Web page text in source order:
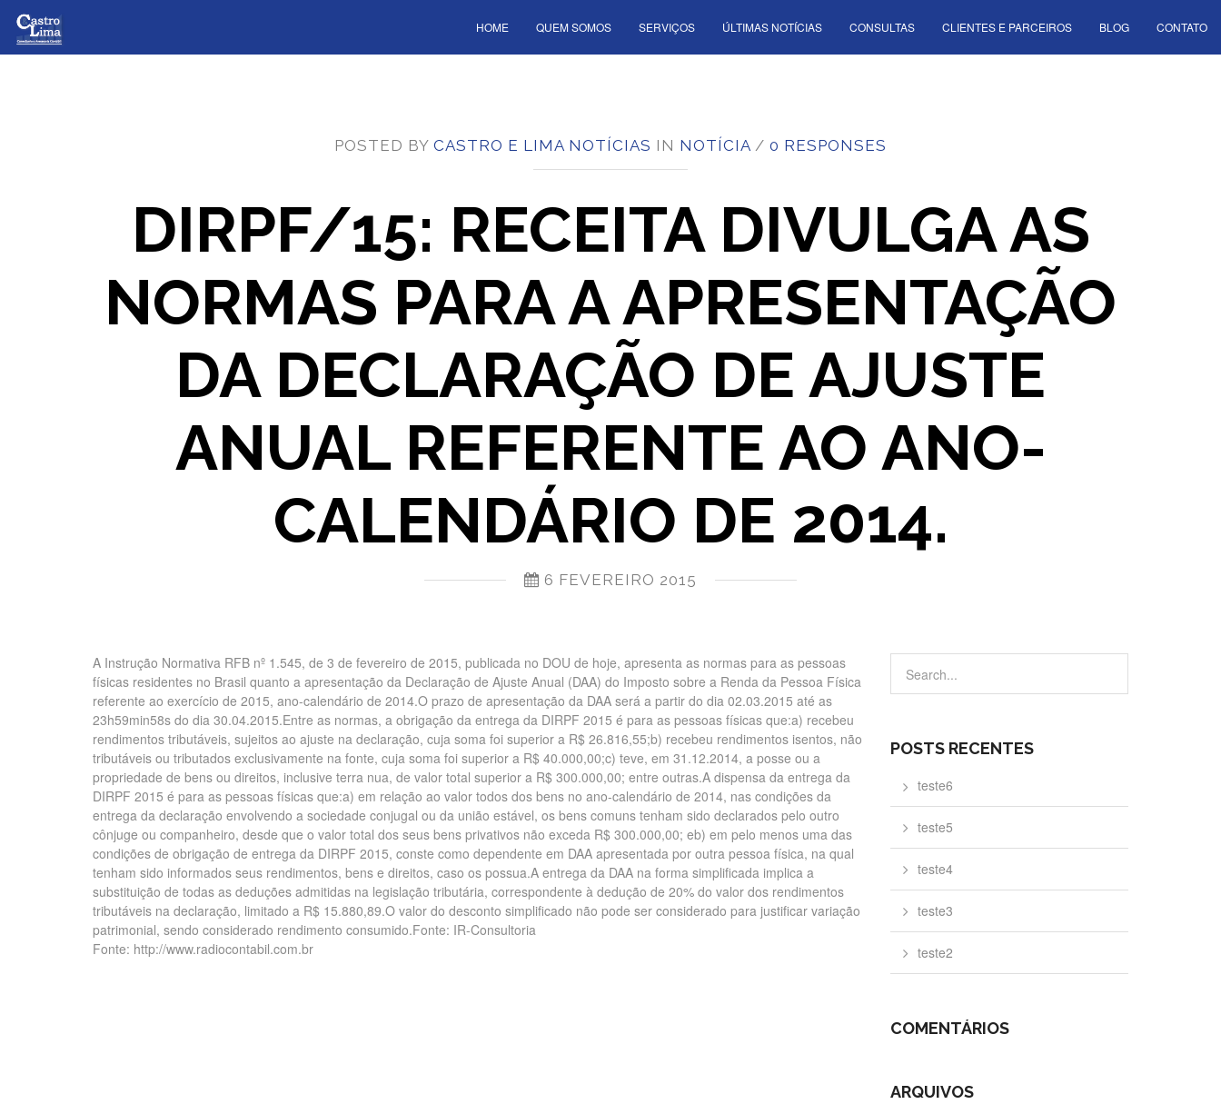
HOME QUEM SOMOS SERVIÇOS ÚLTIMAS NOTÍCIAS CONSULTAS CLIENTES E PARCEIROS BLOG CONTATO
POSTED BY CASTRO E LIMA NOTÍCIAS IN NOTÍCIA / 0 RESPONSES
DIRPF/15: RECEITA DIVULGA AS
NORMAS PARA A APRESENTAÇÃO
DA DECLARAÇÃO DE AJUSTE
ANUAL REFERENTE AO ANO-
CALENDÁRIO DE 2014.
6 FEVEREIRO 2015
A Instrução Normativa RFB nº 1.545, de 3 de fevereiro de 2015, publicada no DOU de hoje, apresenta as normas para as pessoas
físicas residentes no Brasil quanto a apresentação da Declaração de Ajuste Anual (DAA) do Imposto sobre a Renda da Pessoa Física
referente ao exercício de 2015, ano-calendário de 2014.O prazo de apresentação da DAA será a partir do dia 02.03.2015 até as
23h59min58s do dia 30.04.2015.Entre as normas, a obrigação da entrega da DIRPF 2015 é para as pessoas físicas que:a) recebeu
rendimentos tributáveis, sujeitos ao ajuste na declaração, cuja soma foi superior a R$ 26.816,55;b) recebeu rendimentos isentos, não
tributáveis ou tributados exclusivamente na fonte, cuja soma foi superior a R$ 40.000,00;c) teve, em 31.12.2014, a posse ou a
propriedade de bens ou direitos, inclusive terra nua, de valor total superior a R$ 300.000,00; entre outras.A dispensa da entrega da
DIRPF 2015 é para as pessoas físicas que:a) em relação ao valor todos dos bens no ano-calendário de 2014, nas condições da
entrega da declaração envolvendo a sociedade conjugal ou da união estável, os bens comuns tenham sido declarados pelo outro
cônjuge ou companheiro, desde que o valor total dos seus bens privativos não exceda R$ 300.000,00; eb) em pelo menos uma das
condições de obrigação de entrega da DIRPF 2015, conste como dependente em DAA apresentada por outra pessoa física, na qual
tenham sido informados seus rendimentos, bens e direitos, caso os possua.A entrega da DAA na forma simplificada implica a
substituição de todas as deduções admitidas na legislação tributária, correspondente à dedução de 20% do valor dos rendimentos
tributáveis na declaração, limitado a R$ 15.880,89.O valor do desconto simplificado não pode ser considerado para justificar variação
patrimonial, sendo considerado rendimento consumido.Fonte: IR-Consultoria
Fonte: http://www.radiocontabil.com.br
POSTS RECENTES
teste6
teste5
teste4
teste3
teste2
COMENTÁRIOS
ARQUIVOS